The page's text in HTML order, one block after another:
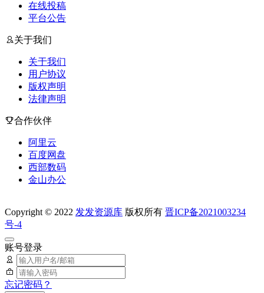
在线投稿
平台公告
关于我们
关于我们
用户协议
版权声明
法律声明
合作伙伴
阿里云
百度网盘
西部数码
金山办公
Copyright © 2022 发发资源库 版权所有 晋ICP备2021003234
号-4
账号登录
忘记密码？